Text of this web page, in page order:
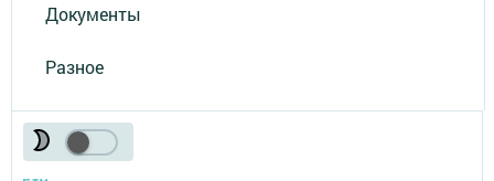
Документы
Разное